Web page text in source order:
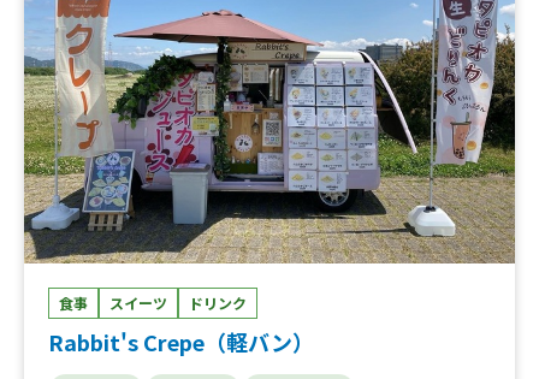
食事 スイーツ ドリンク
Rabbit's Crepe（軽バン）